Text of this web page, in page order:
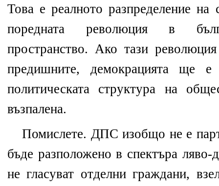
Това е реалното разпределение
поредната революция в
пространство. Ако тази
предишните, демокрацията ще
политическата структура на
възпалена.
Помислете. ДПС изобщо не е
бъде разположено в спектъра
не гласуват отделни граждани,